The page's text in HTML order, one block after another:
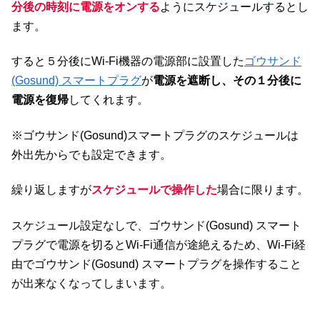
分後の時刻に電源をオンするようにスケジュールするとし
ます。
すると５分後にWi-Fi機器の電源部に設置した ゴウサンド
(Gosund) スマートプラグが電源を遮断し、その１分後に
電源を復帰してくれます。
※ゴウサンド(Gosund)スマートプラグのスケジュールは
外出先からでも設定できます。
繰り返しますがスケジュールで操作した場合に限ります。
スケジュール設定なしで、ゴウサンド(Gosund) スマート
プラグで電源を切るとWi-Fi通信が途絶えるため、Wi-Fi経
由でゴウサンド(Gosund) スマートプラグを操作すること
が出来なくなってしまいます。